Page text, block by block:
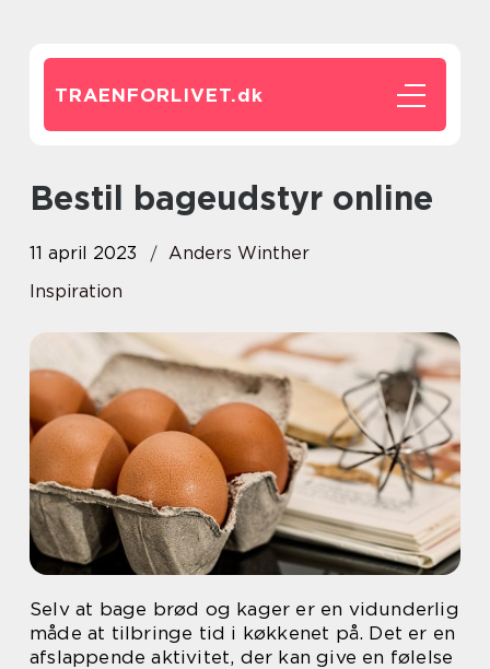
TRAENFORLIVET.dk
Bestil bageudstyr online
11 april 2023
Anders Winther
Inspiration
Selv at bage brød og kager er en vidunderlig
måde at tilbringe tid i køkkenet på. Det er en
afslappende aktivitet, der kan give en følelse